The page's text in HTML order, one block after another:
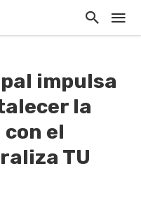
impulsa
la
el
TU